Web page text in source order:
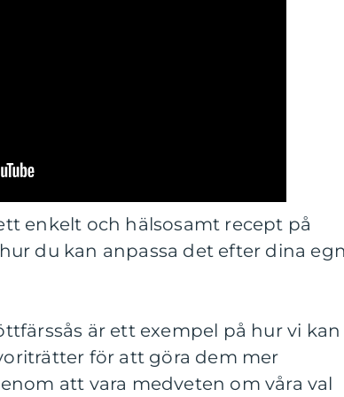
enkelt och hälsosamt recept på
du kan anpassa det efter dina
är ett exempel på hur vi kan
för att göra dem mer
att vara medveten om våra val